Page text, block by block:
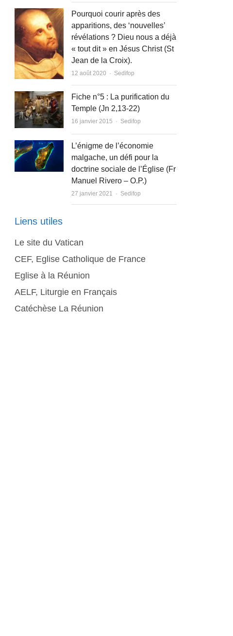
Pourquoi courir après des
apparitions, des ‘nouvelles’
révélations ? Dieu nous a déjà
« tout dit » en Jésus Christ (St
Jean de la Croix).
12 août 2020 Author
Sedifop
Fiche n°5 : La purification du
Temple (Jn 2,13-22)
16 janvier 2015 Author
Sedifop
L’énigme de l’économie
malgache, un défi pour la
doctrine sociale de l’Église (Fr
Manuel Rivero – O.P.)
27 janvier 2021 Author
Sedifop
Liens utiles
Le site du Vatican
CEF, Eglise Catholique de France
Eglise à la Réunion
AELF, Liturgie en Français
Catéchèse La Réunion